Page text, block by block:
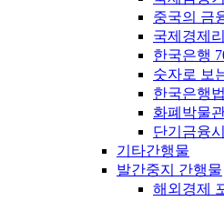
중국의 금
국제경제
한국은행
숫자로 보
한국은행
화폐박물
단기금융
기타간행물
발간중지 간행물
해외경제